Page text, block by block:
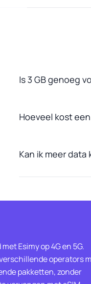
Is 3 GB genoeg
Hoeveel kost
Kan ik meer data
Esimy op 4G en 5G.
operators
pakketten, zonder